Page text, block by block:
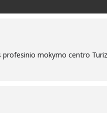
mokymo centro